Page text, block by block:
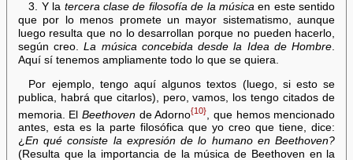
3. Y la tercera clase de filosofía de la música en este sentido
que por lo menos promete un mayor sistematismo, aunque
luego resulta que no lo desarrollan porque no pueden hacerlo,
según creo.La música concebida desde la Idea de Hombre.
Aquí sí tenemos ampliamente todo lo que se quiera.
Por ejemplo, tengo aquí algunos textos (luego, si esto se
publica, habrá que citarlos), pero, vamos, los tengo citados de
memoria. ElBeethoven de Adorno{10}
, que hemos mencionado
antes, esta es la parte filosófica que yo creo que tiene, dice:
¿En qué consiste la expresión de lo humano en Beethoven?
(Resulta que la importancia de la música de Beethoven en la